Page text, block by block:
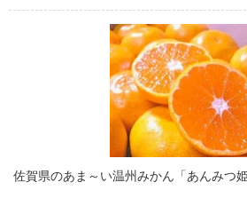
佐賀県のあま～い温州みかん「あんみつ